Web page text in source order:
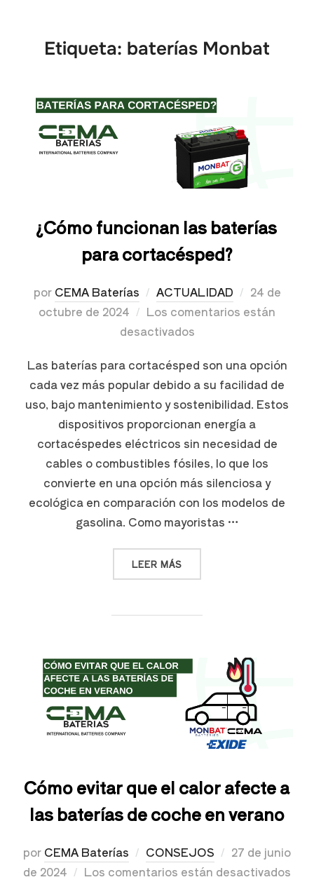
Etiqueta: baterías Monbat
¿Cómo funcionan las baterías
para cortacésped?
por CEMA Baterías ACTUALIDAD
24 de
octubre de 2024
Los comentarios están
desactivados
Las baterías para cortacésped son una opción
cada vez más popular debido a su facilidad de
uso, bajo mantenimiento y sostenibilidad. Estos
dispositivos proporcionan energía a
cortacéspedes eléctricos sin necesidad de
cables o combustibles fósiles, lo que los
convierte en una opción más silenciosa y
ecológica en comparación con los modelos de
gasolina. Como mayoristas …
LEER MÁS
Cómo evitar que el calor afecte a
las baterías de coche en verano
por CEMA Baterías CONSEJOS
27 de junio
de 2024
Los comentarios están desactivados